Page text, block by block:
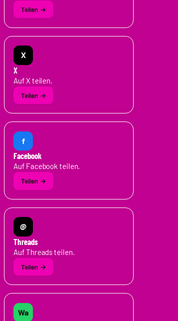
X
X
Auf X teilen.
f
Facebook
Auf Facebook teilen.
@
Threads
Auf Threads teilen.
Wa